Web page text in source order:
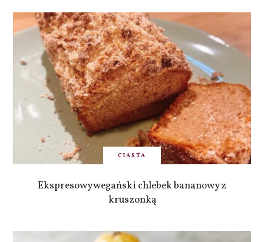
CIASTA
Ekspresowy wegański chlebek bananowy z
kruszonką